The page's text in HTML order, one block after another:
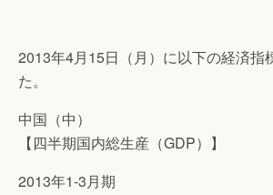
2013年4月15日（月）に以下の経済指
た。
中国（中）
【四半期国内総生産（GDP）】
2013年1-3月期